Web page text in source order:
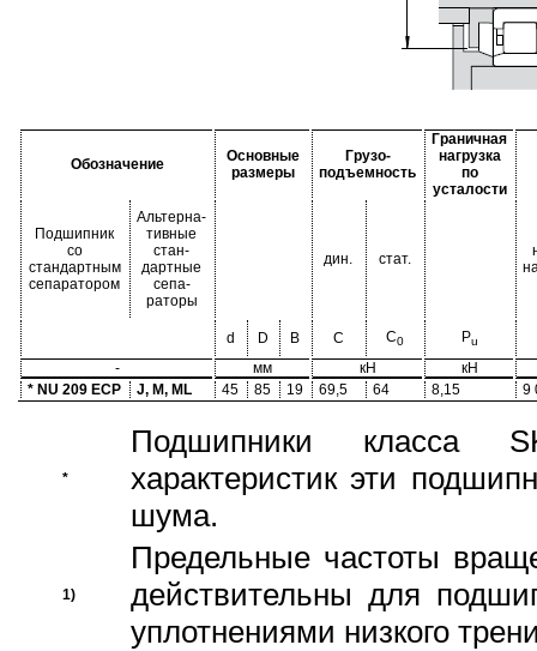
Обозначение
Основные
размеры
Грузо-
подъемность
Граничная
нагрузка
по
усталости
Подшипник
со
стандартным
сепаратором
Альтерна-
тивные
стан-
дартные
сепа-
раторы
дин. стат.
d D B C C0 Pu
- мм кН
кН
* NU 209 ECP
J, M, ML 45 85 19 69,5 64 8,15 9
*
Подшипники класса
характеристик эти
шума.
1)
Предельные частоты
действительны для
уплотнениями низкого